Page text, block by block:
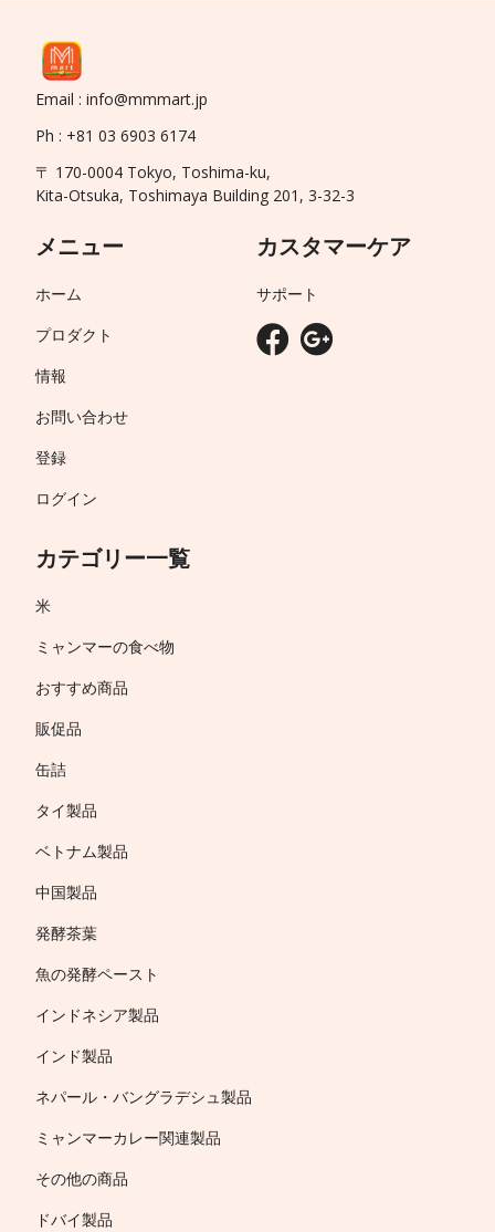
Email : info@mmmart.jp
Ph : +81 03 6903 6174
〒 170-0004 Tokyo, Toshima-ku,
Kita-Otsuka, Toshimaya Building 201, 3-32-3
メニュー
ホーム
プロダクト
情報
お問い合わせ
登録
ログイン
カテゴリー一覧
米
ミャンマーの食べ物
おすすめ商品
販促品
缶詰
タイ製品
ベトナム製品
中国製品
発酵茶葉
魚の発酵ペースト
インドネシア製品
インド製品
ネパール・バングラデシュ製品
ミャンマーカレー関連製品
その他の商品
ドバイ製品
カスタマーケア
サポート